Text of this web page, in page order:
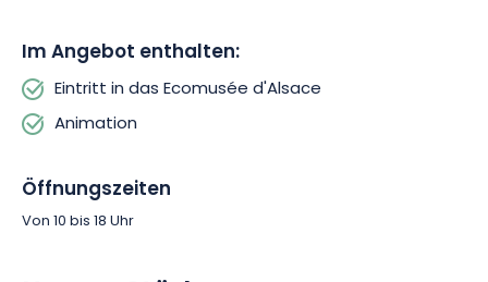
Im Angebot enthalten:
Eintritt in das Ecomusée d'Alsace
Animation
Öffnungszeiten
Von 10 bis 18 Uhr